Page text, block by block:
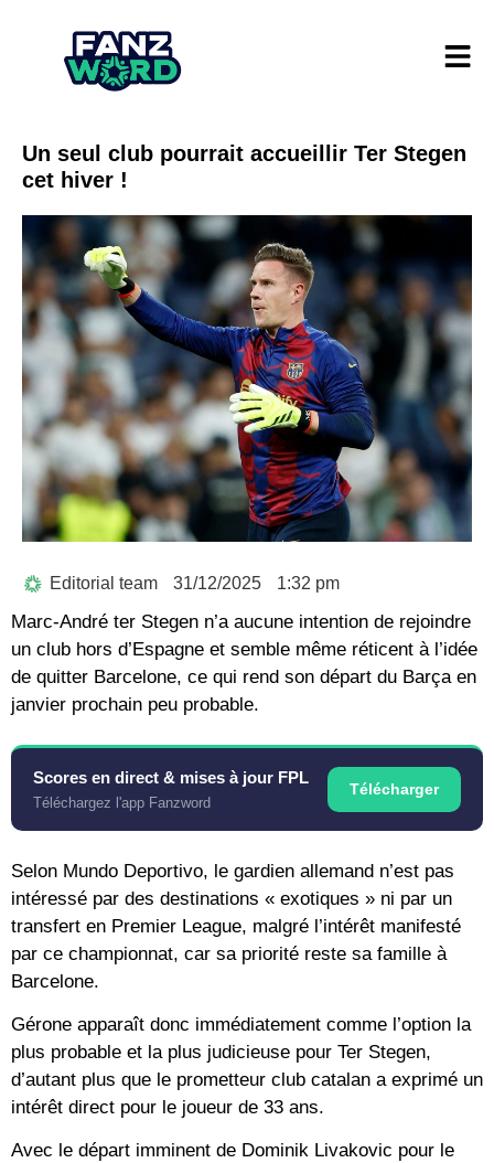
Un seul club pourrait accueillir Ter Stegen
cet hiver !
Editorial team 31/12/2025 1:32 pm
Marc-André ter Stegen n’a aucune intention de rejoindre
un club hors d’Espagne et semble même réticent à l’idée
de quitter Barcelone, ce qui rend son départ du Barça en
janvier prochain peu probable.
Scores en direct & mises à jour FPL
Téléchargez l'app Fanzword
Télécharger
Selon Mundo Deportivo, le gardien allemand n’est pas
intéressé par des destinations « exotiques » ni par un
transfert en Premier League, malgré l’intérêt manifesté
par ce championnat, car sa priorité reste sa famille à
Barcelone.
Gérone apparaît donc immédiatement comme l’option la
plus probable et la plus judicieuse pour Ter Stegen,
d’autant plus que le prometteur club catalan a exprimé un
intérêt direct pour le joueur de 33 ans.
Avec le départ imminent de Dominik Livakovic pour le